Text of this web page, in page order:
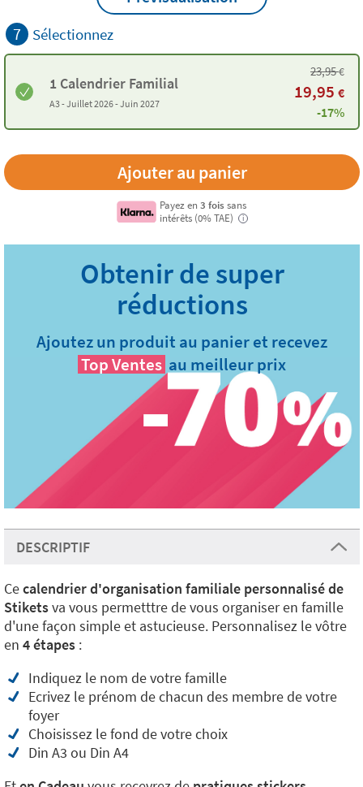
7
Sélectionnez
1 Calendrier Familial
A3 -Juillet 2026 - Juin 2027
23,95€
19,95€
-17%
Payez en3 foissans
intérêts (0% TAE)
i
Ajoutez un produit au panier et recevez
Top Ventes au meilleur prix
DESCRIPTIF
Cecalendrier d'organisation familiale personnalisé de
Stiketsva vous permetttre de vous organiser en famille
d'une façon simple et astucieuse. Personnalisez le vôtre
en 4 étapes :
Indiquez le nom de votre famille
Ecrivez le prénom de chacun des membre de votre
foyer
Choisissez le fond de votre choix
Din A3 ou Din A4